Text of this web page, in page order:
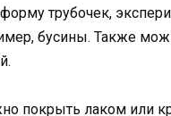
трубочек,
бусины. Также
покрыть лаком или